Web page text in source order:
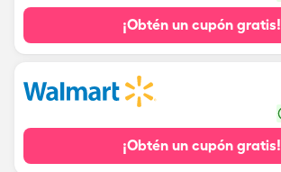
¡Obtén un cupón gratis!
¡Obtén un cupón gratis!